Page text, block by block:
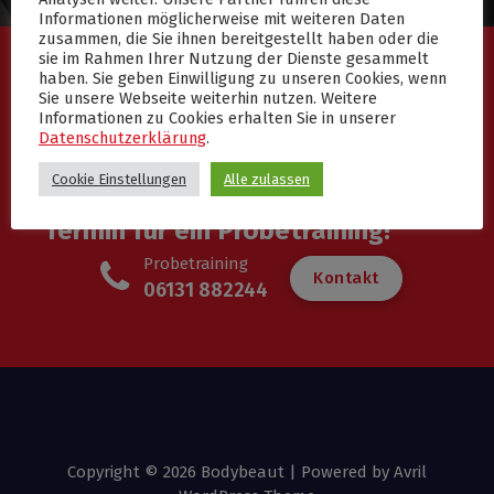
Vereinbaren Sie noch heute einen
Termin für ein Probetraining!
Probetraining
06131 882244 Kontakt
Copyright © 2026 Bodybeaut | Powered by Avril
Informationen möglicherweise mit weiteren Daten
zusammen, die Sie ihnen bereitgestellt haben oder die
sie im Rahmen Ihrer Nutzung der Dienste gesammelt
haben. Sie geben Einwilligung zu unseren Cookies, wenn
Sie unsere Webseite weiterhin nutzen. Weitere
Informationen zu Cookies erhalten Sie in unserer
Datenschutzerklärung.
Cookie Einstellungen Alle zulassen